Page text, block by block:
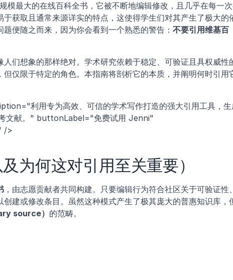
模最大的在线百科全书，它被不断地编辑修改，且几乎在每一
获取且通常来源详实的特点，这使得学生们对其产生了极大的
便随之而来，因为你会看到一个熟悉的警告： 不要引用维基百
们想象的那样绝对。学术研究依赖于稳定、可验证且具权威性
仅限于特定的角色。本指南将剖析它的本质，并阐明何时引用
利用专为高效、可信的学术写作打造的强大引用工具，生
文献。" buttonLabel="免费试用 Jenni"
/>
为何这对引用至关重要）
，由志愿贡献者共同构建。只要编辑行为符合社区关于可验证性
建或修改条目。虽然这种模式产生了极其庞大的普惠知识库，
source） 的范畴。